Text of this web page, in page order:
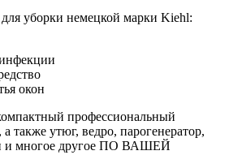
уборки немецкой марки Kiehl:
окон
профессиональный
также утюг, ведро, парогенератор,
и многое другое ПО ВАШЕЙ